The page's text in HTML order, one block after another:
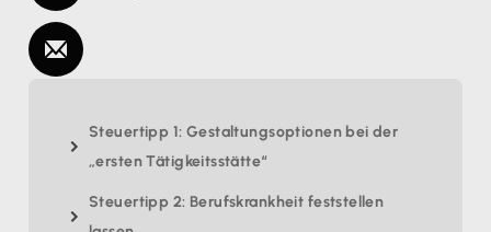
Steuertipp 1: Gestaltungsoptionen bei der
„ersten Tätigkeitsstätte“
Steuertipp 2: Berufskrankheit feststellen